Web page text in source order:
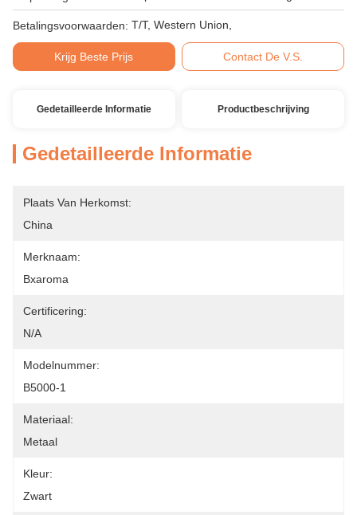
Betalingsvoorwaarden: T/T, Western Union,
Krijg Beste Prijs Contact De V.S.
Gedetailleerde Informatie Productbeschrijving
Gedetailleerde Informatie
Plaats Van Herkomst:
China
Merknaam:
Bxaroma
Certificering:
N/A
Modelnummer:
B5000-1
Materiaal:
Metaal
Kleur:
Zwart